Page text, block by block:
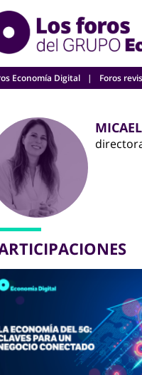
Economía Digital Foros